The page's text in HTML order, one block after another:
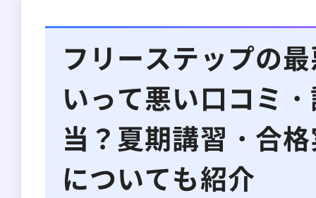
フリーステップの
いって悪い口コミ
当？夏期講習・合
についても紹介